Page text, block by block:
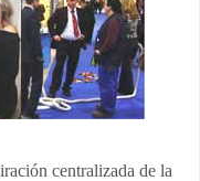
centralizada de la